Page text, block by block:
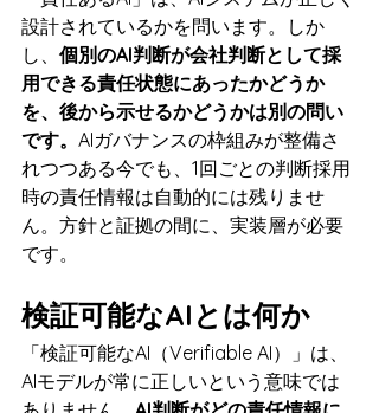
設計されているかを問います。しか
し、 個別のAI判断が会社判断として採
用できる責任状態にあったかどうか
を、後から示せるかどうかは別の問い
です。 AIガバナンスの枠組みが整備さ
れつつある今でも、1回ごとの判断採用
時の責任情報は自動的には残りませ
ん。方針と証拠の間に、実装層が必要
です。
検証可能なAIとは何か
「検証可能なAI（Verifiable AI）」は、
AIモデルが常に正しいという意味では